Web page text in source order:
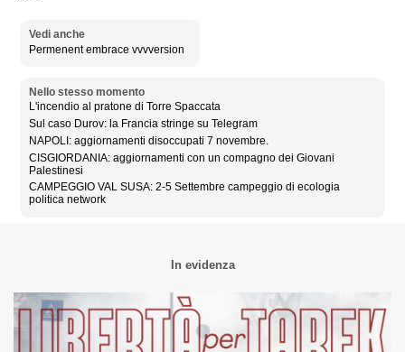
Vedi anche
Permenent embrace vvvversion
Nello stesso momento
L'incendio al pratone di Torre Spaccata
Sul caso Durov: la Francia stringe su Telegram
NAPOLI: aggiornamenti disoccupati 7 novembre.
CISGIORDANIA: aggiornamenti con un compagno dei Giovani
Palestinesi
CAMPEGGIO VAL SUSA: 2-5 Settembre campeggio di ecologia
politica network
In evidenza